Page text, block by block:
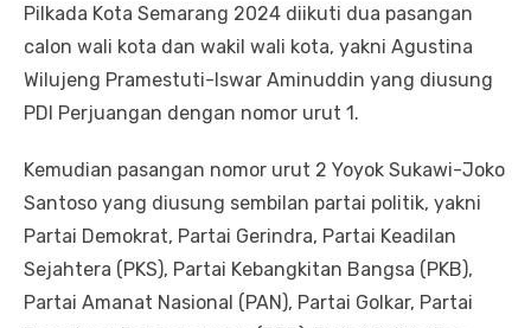
Pilkada Kota Semarang 2024 diikuti dua pasangan
calon wali kota dan wakil wali kota, yakni Agustina
Wilujeng Pramestuti-Iswar Aminuddin yang diusung
PDI Perjuangan dengan nomor urut 1.
Kemudian pasangan nomor urut 2 Yoyok Sukawi-Joko
Santoso yang diusung sembilan partai politik, yakni
Partai Demokrat, Partai Gerindra, Partai Keadilan
Sejahtera (PKS), Partai Kebangkitan Bangsa (PKB),
Partai Amanat Nasional (PAN), Partai Golkar, Partai